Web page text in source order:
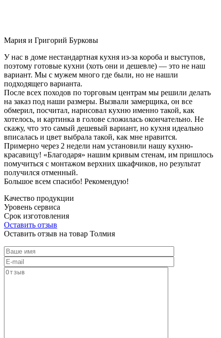
Мария и Григорий Бурковы
У нас в доме нестандартная кухня из-за короба и выступов,
поэтому готовые кухни (хоть они и дешевле) — это не наш
вариант. Мы с мужем много где были, но не нашли
подходящего варианта.
После всех походов по торговым центрам мы решили делать
на заказ под наши размеры. Вызвали замерщика, он все
обмерил, посчитал, нарисовал кухню именно такой, как
хотелось, и картинка в голове сложилась окончательно. Не
скажу, что это самый дешевый вариант, но кухня идеально
вписалась и цвет выбрала такой, как мне нравится.
Примерно через 2 недели нам установили нашу кухню-
красавицу! «Благодаря» нашим кривым стенам, им пришлось
помучиться с монтажом верхних шкафчиков, но результат
получился отменный.
Большое всем спасибо! Рекомендую!
Качество продукции
Уровень сервиса
Срок изготовления
Оставить отзыв
Оставить отзыв на товар Толмия